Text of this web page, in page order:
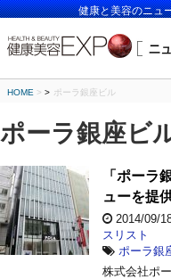
健康と美容のニュ
HOME > ポーラ銀座ビル
ポーラ銀座ビ
「ポーラ
ューを提
2014/09/
スリスト
ポーラ銀
株式会社ポ